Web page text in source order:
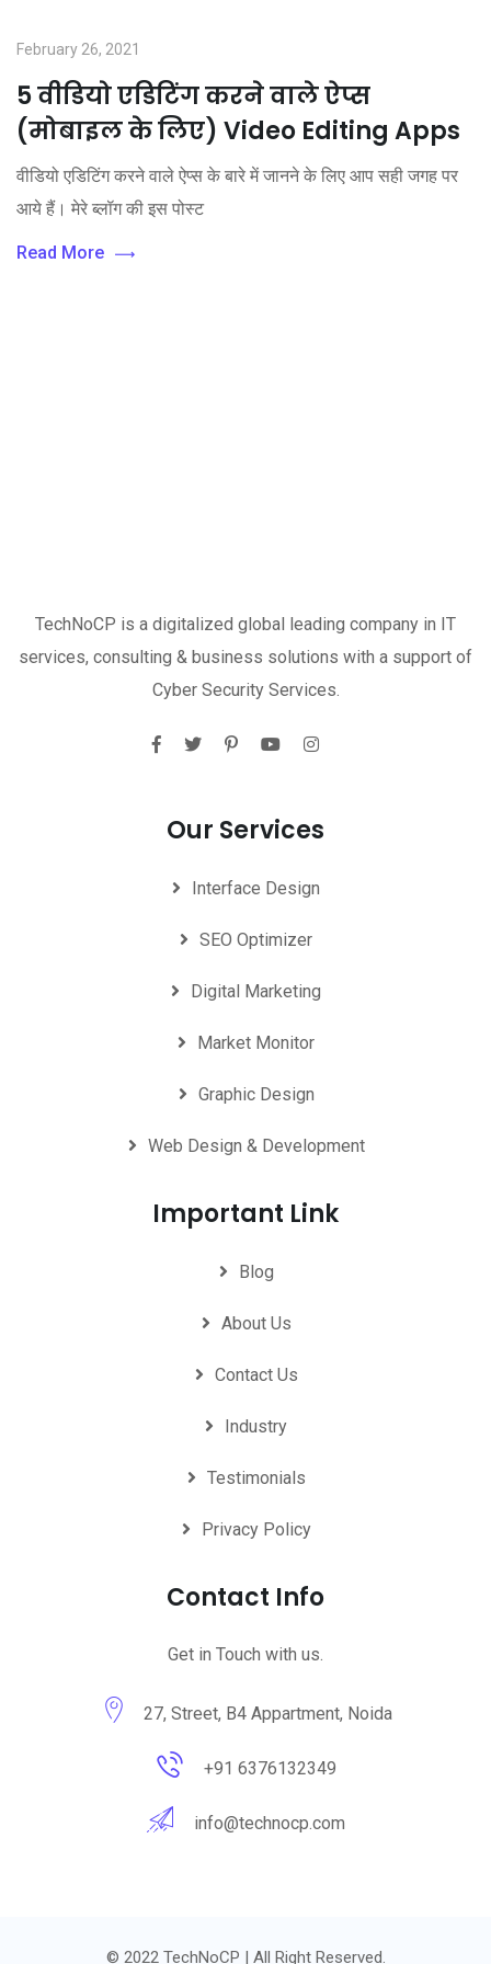
February 26, 2021
5 वीडियो एडिटिंग करने वाले ऐप्स
(मोबाइल के लिए) Video Editing Apps
वीडियो एडिटिंग करने वाले ऐप्स के बारे में जानने के लिए आप सही जगह पर
आये हैं। मेरे ब्लॉग की इस पोस्ट
Read More
TechNoCP is a digitalized global leading company in IT
services, consulting & business solutions with a support of
Cyber Security Services.
Our Services
Interface Design
SEO Optimizer
Digital Marketing
Market Monitor
Graphic Design
Web Design & Development
Important Link
Blog
About Us
Contact Us
Industry
Testimonials
Privacy Policy
Contact Info
Get in Touch with us.
27, Street, B4 Appartment, Noida
+91 6376132349
info@technocp.com
© 2022 TechNoCP | All Right Reserved.